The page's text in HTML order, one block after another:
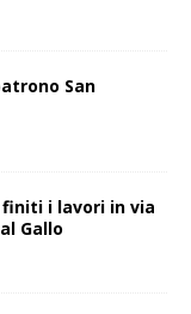
San
finiti i lavori in via
Gallo